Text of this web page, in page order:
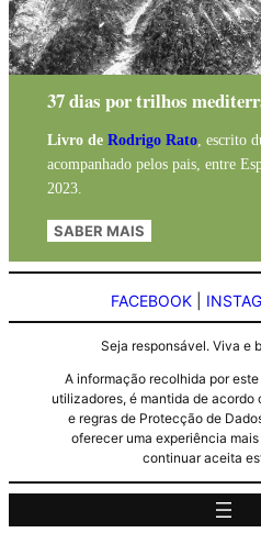
37 dias por trilhos
Livro de Rodrigo Rato, escrito
acompanhado pelos pais, entre
2023.
SABER MAIS
FACEBOOK
Seja responsável. Viva e
A informação recolhida por
utilizadores, é mantida de
e regras de Protecção de
oferecer uma experiência
continuar aceita